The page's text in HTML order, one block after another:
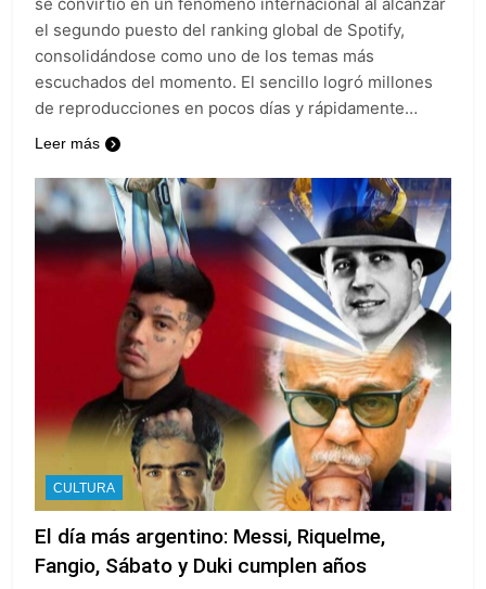
el segundo puesto del ranking global de Spotify,
consolidándose como uno de los temas más
escuchados del momento. El sencillo logró millones
de reproducciones en pocos días y rápidamente…
Leer más
CULTURA
El día más argentino: Messi, Riquelme,
Fangio, Sábato y Duki cumplen años